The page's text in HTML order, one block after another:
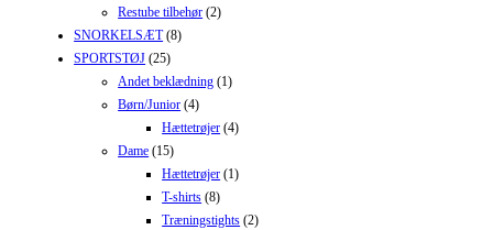
Restube tilbehør (2)
SNORKELSÆT (8)
SPORTSTØJ (25)
Andet beklædning (1)
Børn/Junior (4)
Hættetrøjer (4)
Dame (15)
Hættetrøjer (1)
T-shirts (8)
Træningstights (2)